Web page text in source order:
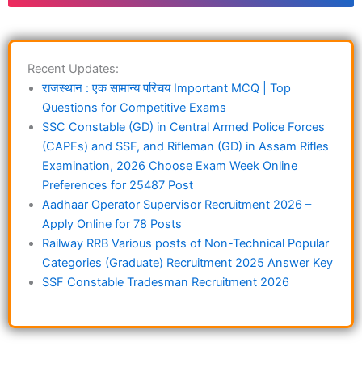
Recent Updates:
राजस्थान : एक सामान्य परिचय Important MCQ | Top
Questions for Competitive Exams
SSC Constable (GD) in Central Armed Police Forces
(CAPFs) and SSF, and Rifleman (GD) in Assam Rifles
Examination, 2026 Choose Exam Week Online
Preferences for 25487 Post
Aadhaar Operator Supervisor Recruitment 2026 –
Apply Online for 78 Posts
Railway RRB Various posts of Non-Technical Popular
Categories (Graduate) Recruitment 2025 Answer Key
SSF Constable Tradesman Recruitment 2026